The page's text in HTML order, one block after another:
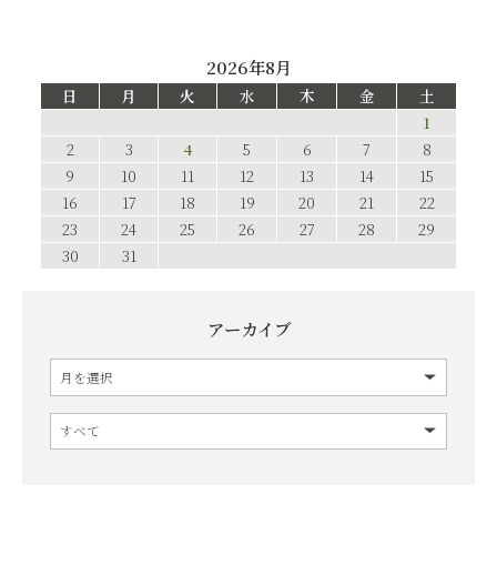
2026年8月
日 月 火 水 木 金
土
1
2
3 4 5 6 7
8
9
10 11 12 13 14
15
16
17 18 19 20 21
22
23
24 25 26 27 28
29
30
31
アーカイブ